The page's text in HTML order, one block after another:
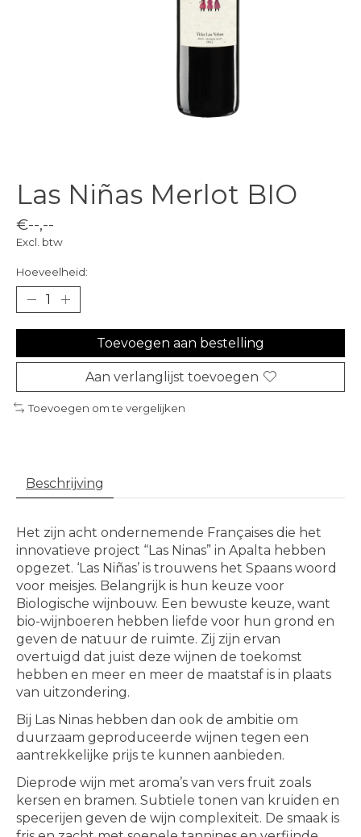
Las Niñas Merlot BIO
€--,--
Excl. btw
Hoeveelheid:
Toevoegen aan bestelling
Aan verlanglijst toevoegen
Toevoegen om te vergelijken
Beschrijving
Het zijn acht ondernemende Françaises die het
innovatieve project “Las Ninas” in Apalta hebben
opgezet. ‘Las Niñas’ is trouwens het Spaans woord
voor meisjes. Belangrijk is hun keuze voor
Biologische wijnbouw. Een bewuste keuze, want
bio-wijnboeren hebben liefde voor hun grond en
geven de natuur de ruimte. Zij zijn ervan
overtuigd dat juist deze wijnen de toekomst
hebben en meer en meer de maatstaf is in plaats
van uitzondering.
Bij Las Ninas hebben dan ook de ambitie om
duurzaam geproduceerde wijnen tegen een
aantrekkelijke prijs te kunnen aanbieden.
Dieprode wijn met aroma’s van vers fruit zoals
kersen en bramen. Subtiele tonen van kruiden en
specerijen geven de wijn complexiteit. De smaak is